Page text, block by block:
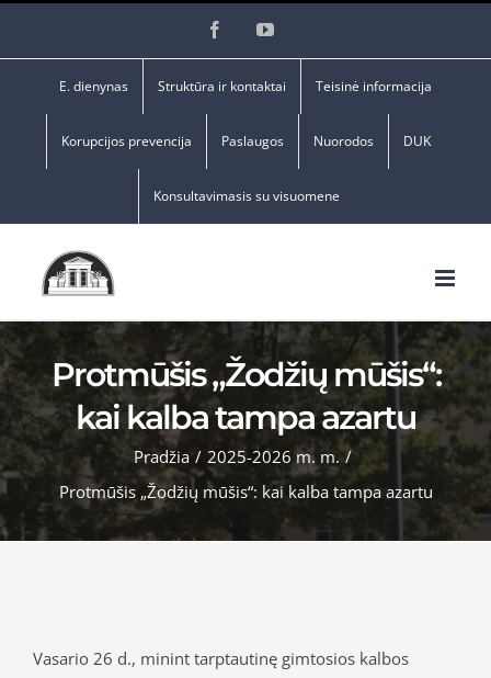
FacebookYouTube
E. dienynas Struktūra ir kontaktai Teisinė informacija
Korupcijos prevencija Paslaugos Nuorodos DUK
Konsultavimasis su visuomene
Protmūšis „Žodžių mūšis“:
kai kalba tampa azartu
Pradžia / 2025-2026 m. m. /
Protmūšis „Žodžių mūšis“: kai kalba tampa azartu
Vasario 26 d., minint tarptautinę gimtosios kalbos